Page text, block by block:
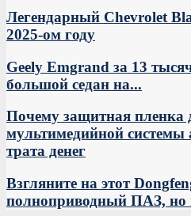
Легендарный Chevrolet
2025-ом году
Geely Emgrand за 13
большой седан на...
Почему защитная пленка
мультимедийной
трата денег
Взгляните на этот
полноприводный ПАЗ, но